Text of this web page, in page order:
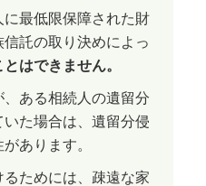
最低限保障された財
託の取り決めによっ
はできません。
ある相続人の遺留分
た場合は、遺留分侵
あります。
ためには、疎遠な家